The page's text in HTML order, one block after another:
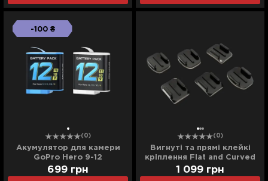
-100 ₴
(0)
Акумулятор для камери
GoPro Hero 9-12
699 грн
(0)
Вигнуті та прямі клейкі
кріплення Flat and Curved
Adhesive Mounts (AACFT-
001)
1 099 грн